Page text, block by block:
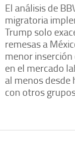
El análisis de
migratoria
Trump solo
remesas a
menor
en el mercado
al menos desde
con otros